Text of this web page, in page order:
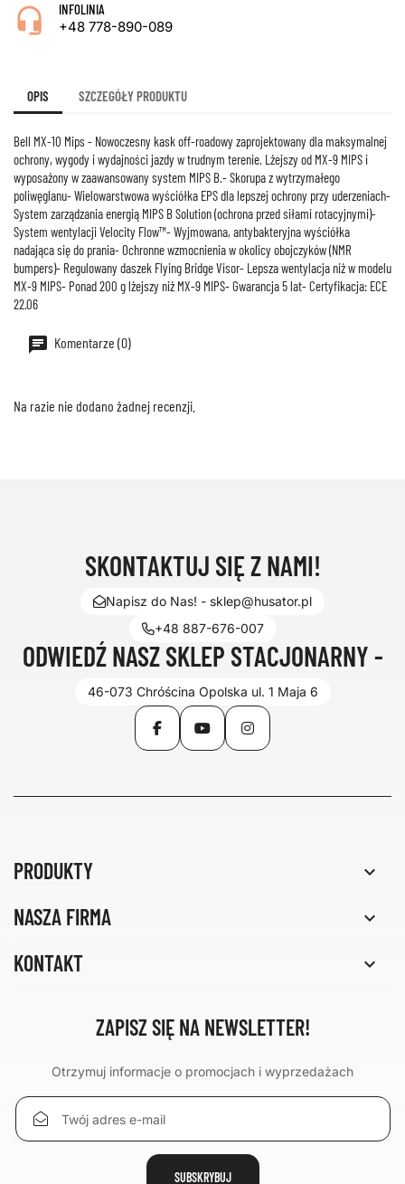
INFOLINIA
+48 778-890-089
OPIS SZCZEGÓŁY PRODUKTU
Bell MX-10 Mips - Nowoczesny kask off-roadowy zaprojektowany dla maksymalnej
ochrony, wygody i wydajności jazdy w trudnym terenie. Lżejszy od MX-9 MIPS i
wyposażony w zaawansowany system MIPS B.- Skorupa z wytrzymałego
poliwęglanu- Wielowarstwowa wyściółka EPS dla lepszej ochrony przy uderzeniach-
System zarządzania energią MIPS B Solution (ochrona przed siłami rotacyjnymi)-
System wentylacji Velocity Flow™- Wyjmowana, antybakteryjna wyściółka
nadająca się do prania- Ochronne wzmocnienia w okolicy obojczyków (NMR
bumpers)- Regulowany daszek Flying Bridge Visor- Lepsza wentylacja niż w modelu
MX-9 MIPS- Ponad 200 g lżejszy niż MX-9 MIPS- Gwarancja 5 lat- Certyfikacja: ECE
22.06
Komentarze (0)
Na razie nie dodano żadnej recenzji.
SKONTAKTUJ SIĘ Z NAMI!
Napisz do Nas! - sklep@husator.pl
+48 887-676-007
ODWIEDŹ NASZ SKLEP STACJONARNY -
46-073 Chróścina Opolska ul. 1 Maja 6
FacebookYouTubeInstagram
PRODUKTY 
NASZA FIRMA 
KONTAKT 
ZAPISZ SIĘ NA NEWSLETTER!
Otrzymuj informacje o promocjach i wyprzedażach